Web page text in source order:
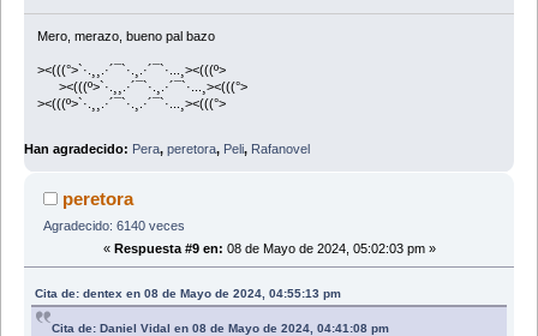
Mero, merazo, bueno pal bazo
><(((°>`·.¸¸.·´¯`·.¸.·´¯`·...¸><(((º>
><(((º>`·.¸¸.·´¯`·.¸.·´¯`·...¸><(((°>
><(((º>`·.¸¸.·´¯`·.¸.·´¯`·...¸><(((°>
Han agradecido: Pera, peretora, Peli, Rafanovel
peretora
Agradecido: 6140 veces
« Respuesta #9 en: 08 de Mayo de 2024, 05:02:03 pm »
Cita de: dentex en 08 de Mayo de 2024, 04:55:13 pm
Cita de: Daniel Vidal en 08 de Mayo de 2024, 04:41:08 pm